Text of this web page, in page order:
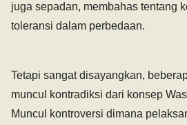
juga sepadan, membahas tentang
toleransi dalam perbedaan.
Tetapi sangat disayangkan,
muncul kontradiksi dari konsep
Muncul kontroversi dimana